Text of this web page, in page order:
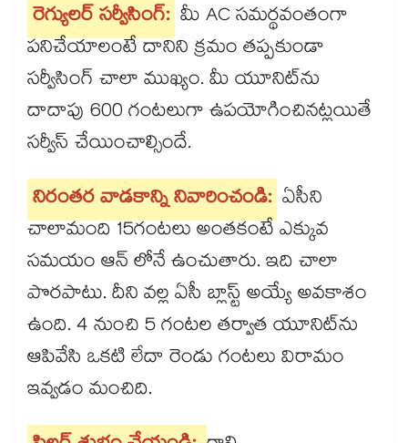
రెగ్యులర్ సర్వీసింగ్: మీ AC సమర్థవంతంగా
పనిచేయాలంటే దానిని క్రమం తప్పకుండా
సర్వీసింగ్ చాలా ముఖ్యం. మీ యూనిట్‌ను
దాదాపు 600 గంటలుగా ఉపయోగించినట్లయితే
సర్వీస్ చేయించాల్సిందే.
నిరంతర వాడకాన్ని నివారించండి: ఏసీని
చాలామంది 15గంటలు అంతకంటే ఎక్కువ
సమయం ఆన్ లోనే ఉంచుతారు. ఇది చాలా
పొరపాటు. దీని వల్ల ఏసీ బ్లాస్ట్ అయ్యే అవకాశం
ఉంది. 4 నుంచి 5 గంటల తర్వాత యూనిట్‌ను
ఆపివేసి ఒకటి లేదా రెండు గంటలు విరామం
ఇవ్వడం మంచిది.